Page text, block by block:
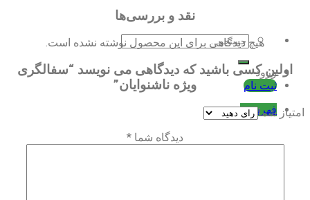
جستجو
برای:
ورود
ثبت نام
فهرست
نقد و بررسی‌ها
هیچ دیدگاهی برای این محصول نوشته نشده است.
اولین کسی باشید که دیدگاهی می نویسد “سفالگری
ویژه ناشنوایان”
امتیاز شما
دیدگاه شما *